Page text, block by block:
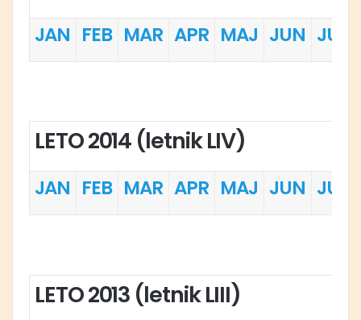
JAN FEB MAR APR MAJ JUN JUL
LETO 2014 (letnik LIV)
JAN FEB MAR APR MAJ JUN JUL
LETO 2013 (letnik LIII)